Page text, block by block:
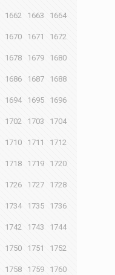
1662 1663 1664
1670 1671 1672
1678 1679 1680
1686 1687 1688
1694 1695 1696
1702 1703 1704
1710 1711 1712
1718 1719 1720
1726 1727 1728
1734 1735 1736
1742 1743 1744
1750 1751 1752
1758 1759 1760